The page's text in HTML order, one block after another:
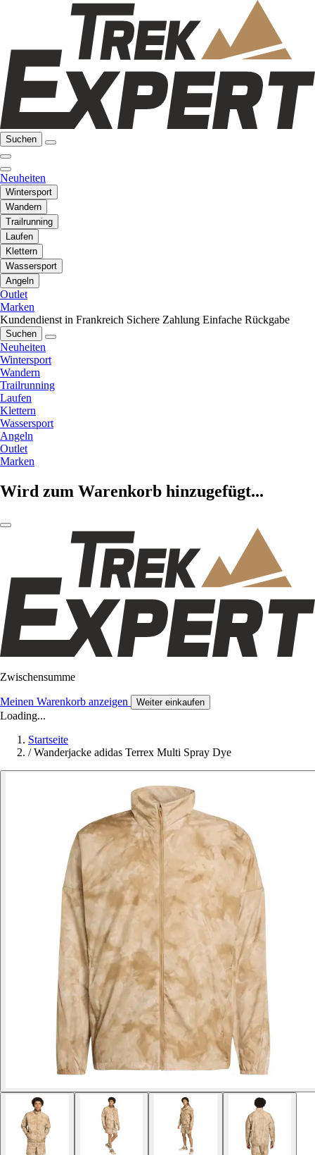
Suchen
Neuheiten
Wintersport
Wandern
Trailrunning
Laufen
Klettern
Wassersport
Angeln
Outlet
Marken
Kundendienst in Frankreich Sichere Zahlung Einfache Rückgabe
Suchen
Neuheiten
Wintersport
Wandern
Trailrunning
Laufen
Klettern
Wassersport
Angeln
Outlet
Marken
Wird zum Warenkorb hinzugefügt...
Zwischensumme
Meinen Warenkorb anzeigen Weiter einkaufen
Loading...
Startseite
/ Wanderjacke adidas Terrex Multi Spray Dye